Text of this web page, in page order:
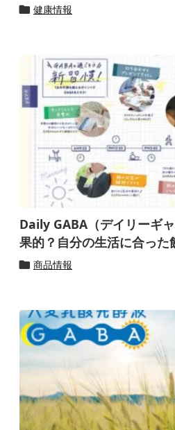
 健康情報
Daily GABA（デイリーギ
果的？自分の生活に合った
 商品情報